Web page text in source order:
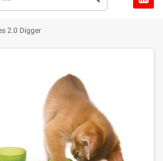
2.0 Digger